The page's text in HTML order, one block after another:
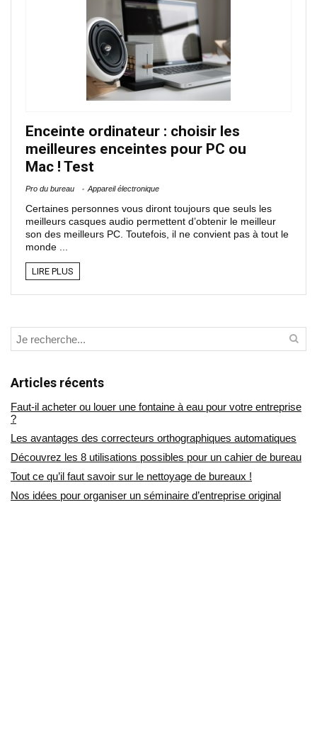
Enceinte ordinateur : choisir les
meilleures enceintes pour PC ou
Mac ! Test
Pro du bureau Appareil électronique
Certaines personnes vous diront toujours que seuls les
meilleurs casques audio permettent d’obtenir le meilleur
son des meilleurs PC. Toutefois, il ne convient pas à tout le
monde ...
LIRE PLUS
Articles récents
Faut-il acheter ou louer une fontaine à eau pour votre entreprise
?
Les avantages des correcteurs orthographiques automatiques
Découvrez les 8 utilisations possibles pour un cahier de bureau
Tout ce qu’il faut savoir sur le nettoyage de bureaux !
Nos idées pour organiser un séminaire d’entreprise original